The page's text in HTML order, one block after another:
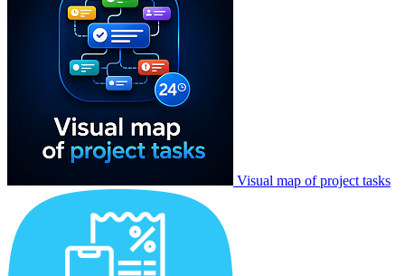
Visual map of project tasks